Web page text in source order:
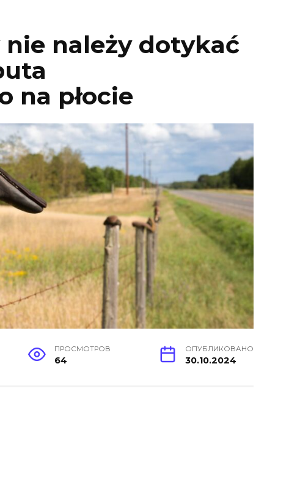
należy dotykać
na płocie
ПРОСМОТРОВ
64
ОПУБЛИКОВАНО
30.10.2024